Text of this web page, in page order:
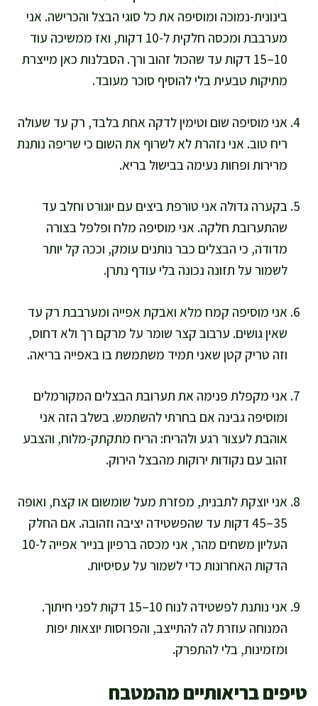
בינונית-נמוכה ומוסיפה את כל סוגי הבצל והכרישה. אני
מערבבת ומכסה חלקית ל-10 דקות, ואז ממשיכה עוד
10–15 דקות עד שהכול זהוב ורך. הסבלנות כאן מייצרת
מתיקות טבעית בלי להוסיף סוכר מעובד.
אני מוסיפה שום וטימין לדקה אחת בלבד, רק עד שעולה
ריח טוב. אני נזהרת לא לשרוף את השום כי שריפה נותנת
מרירות ופחות נעימה בבישול בריא.
בקערה גדולה אני טורפת ביצים עם יוגורט וחלב עד
שהתערובת חלקה. אני מוסיפה מלח ופלפל בצורה
מדודה, כי הבצלים כבר נותנים עומק, וככה קל יותר
לשמור על תזונה נכונה בלי עודף נתרן.
אני מוסיפה קמח מלא ואבקת אפייה ומערבבת רק עד
שאין גושים. ערבוב קצר שומר על מרקם רך ולא דחוס,
וזה טריק קטן שאני תמיד משתמשת בו באפייה בריאה.
אני מקפלת פנימה את תערובת הבצלים המקורמלים
ומוסיפה גבינה אם בחרתי להשתמש. בשלב הזה אני
אוהבת לעצור רגע ולהריח: הריח מתקתק-מלוח, והצבע
זהוב עם נקודות ירוקות מהבצל הירוק.
אני יוצקת לתבנית, מפזרת מעל שומשום או קצח, ואופה
35–45 דקות עד שהפשטידה יציבה וזהובה. אם החלק
העליון משחים מהר, אני מכסה ברפיון בנייר אפייה ל-10
הדקות האחרונות כדי לשמור על עסיסיות.
אני נותנת לפשטידה לנוח 10–15 דקות לפני חיתוך.
המנוחה עוזרת לה להתייצב, והפרוסות יוצאות יפות
ומזמינות, בלי להתפרק.
טיפים בריאותיים מהמטבח